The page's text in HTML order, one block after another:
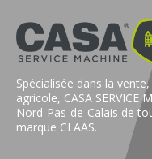
Spécialisée dans la
agricole, CASA SERVICE
Nord-Pas-de-Calais de
marque CLAAS.